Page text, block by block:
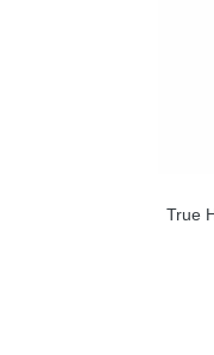
True